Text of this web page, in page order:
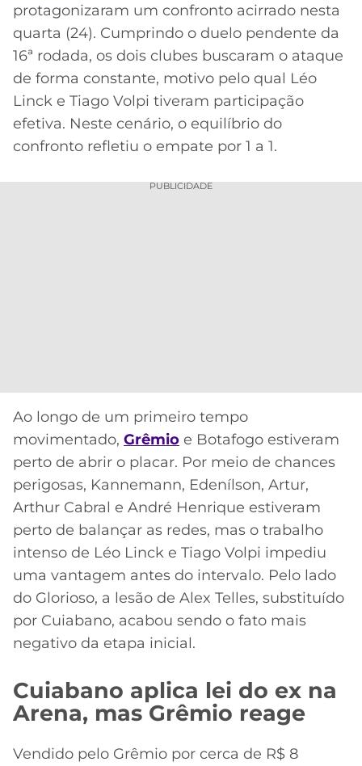
ONLINE
2026
GRÊMIO
ATLÉTICO
MG
CRUZEIRO
LALIGA
protagonizaram um confronto acirrado nesta
quarta (24). Cumprindo o duelo pendente da
16ª rodada, os dois clubes buscaram o ataque
de forma constante, motivo pelo qual Léo
Linck e Tiago Volpi tiveram participação
efetiva. Neste cenário, o equilíbrio do
confronto refletiu o empate por 1 a 1.
PUBLICIDADE
Ao longo de um primeiro tempo
movimentado, Grêmio e Botafogo estiveram
perto de abrir o placar. Por meio de chances
perigosas, Kannemann, Edenílson, Artur,
Arthur Cabral e André Henrique estiveram
perto de balançar as redes, mas o trabalho
intenso de Léo Linck e Tiago Volpi impediu
uma vantagem antes do intervalo. Pelo lado
do Glorioso, a lesão de Alex Telles, substituído
por Cuiabano, acabou sendo o fato mais
negativo da etapa inicial.
Cuiabano aplica lei do ex na
Arena, mas Grêmio reage
Vendido pelo Grêmio por cerca de R$ 8